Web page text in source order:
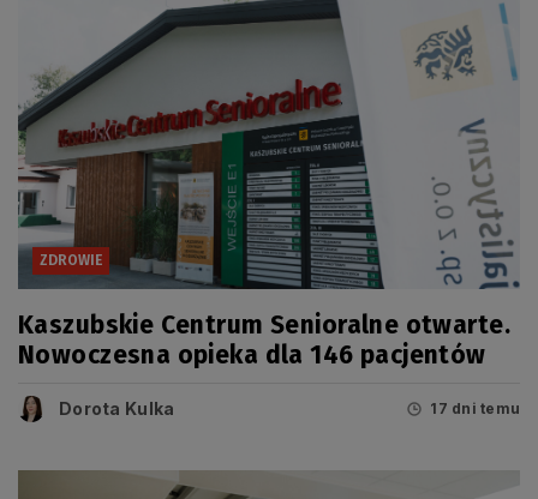
ZDROWIE
Kaszubskie Centrum Senioralne otwarte.
Nowoczesna opieka dla 146 pacjentów
Dorota Kulka 17 dni temu